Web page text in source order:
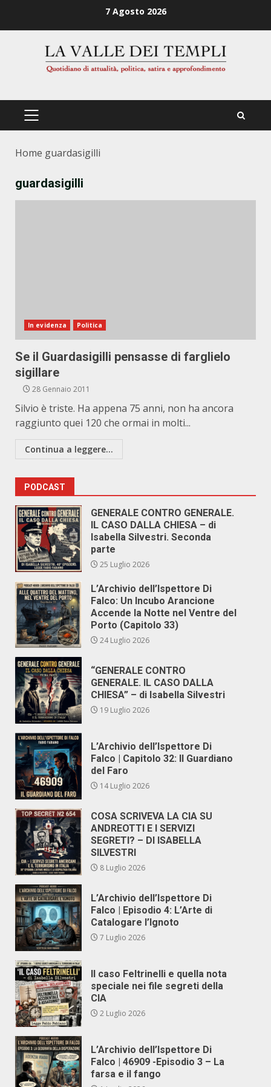
7 Agosto 2026
PRIMÄRES
Home guardasigilli
guardasigilli
In evidenza Politica
Se il Guardasigilli pensasse di farglielo
sigillare
28 Gennaio 2011
Silvio è triste. Ha appena 75 anni, non ha ancora
raggiunto quei 120 che ormai in molti...
Continua a leggere...
PODCAST
GENERALE CONTRO GENERALE.
IL CASO DALLA CHIESA – di
Isabella Silvestri. Seconda
parte
25 Luglio 2026
L’Archivio dell’Ispettore Di
Falco: Un Incubo Arancione
Accende la Notte nel Ventre del
Porto (Capitolo 33)
24 Luglio 2026
“GENERALE CONTRO
GENERALE. IL CASO DALLA
CHIESA” – di Isabella Silvestri
19 Luglio 2026
L’Archivio dell’Ispettore Di
Falco | Capitolo 32: Il Guardiano
del Faro
14 Luglio 2026
COSA SCRIVEVA LA CIA SU
ANDREOTTI E I SERVIZI
SEGRETI? – DI ISABELLA
SILVESTRI
8 Luglio 2026
L’Archivio dell’Ispettore Di
Falco | Episodio 4: L’Arte di
Catalogare l’Ignoto
7 Luglio 2026
Il caso Feltrinelli e quella nota
speciale nei file segreti della
CIA
2 Luglio 2026
L’Archivio dell’Ispettore Di
Falco | 46909 -Episodio 3 – La
farsa e il fango